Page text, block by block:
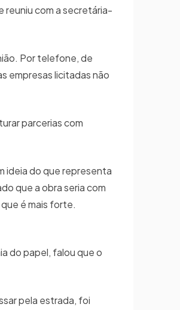
reuniu com a secretária-
Por telefone, de
empresas licitadas não
parcerias com
ideia do que representa
que a obra seria com
é mais forte.
do papel, falou que o
pela estrada, foi